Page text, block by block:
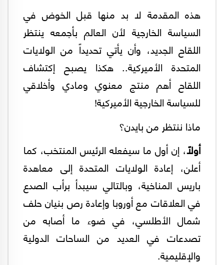
هذه المقدمة لا بد منها قبل الخوض في
السياسة الخارجية لأن العالم بأجمعه ينتظر
اللقاح الجديد، وأن يأتي تحديداً من الولايات
المتحدة الأميركية.. هكذا يصبح إكتشاف
اللقاح أهم منتج معنوي ومادي وأخلاقي
للسياسة الخارجية الأميركية!
ماذا ننتظر من بايدن؟
أولاً، إن أول ما سيفعله الرئيس المنتخب، كما
أعلن، إعادة الولايات المتحدة إلى معاهدة
باريس المناخية، وبالتالي سيبدأ برأب الصدع
في العلاقات مع أوروبا وإعادة رص بنيان حلف
شمال الأطلسي، في ضوء ما أصابه من
تصدعات في العديد من الساحات الدولية
والإقليمية.